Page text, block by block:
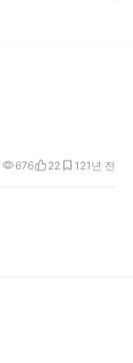
1년 전
676 22 12